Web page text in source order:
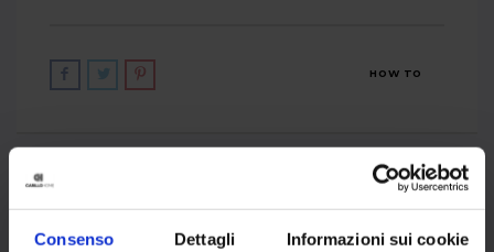
Consenso Dettagli Informazioni sui cookie
HOW TO